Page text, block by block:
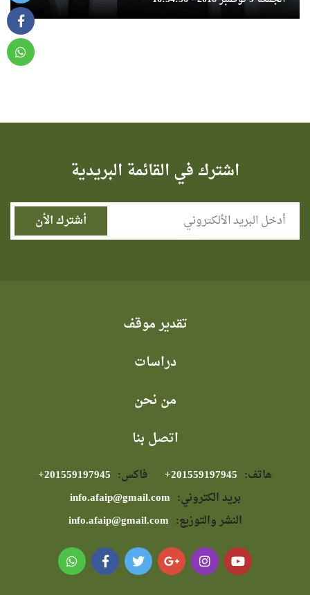
اشترك في القائمة البريدية
تقدير موقف
دراسات
من نحن
اتصل بنا
هاتف: فاكس:
بريد الكتروني: info.afaip@gmail.com
النشر والتوزيع: info.afaip@gmail.com